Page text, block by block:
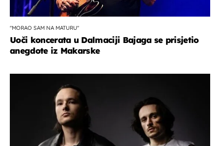
''MORAO SAM NA MATURU''
Uoči koncerata u Dalmaciji Bajaga se prisjetio
anegdote iz Makarske